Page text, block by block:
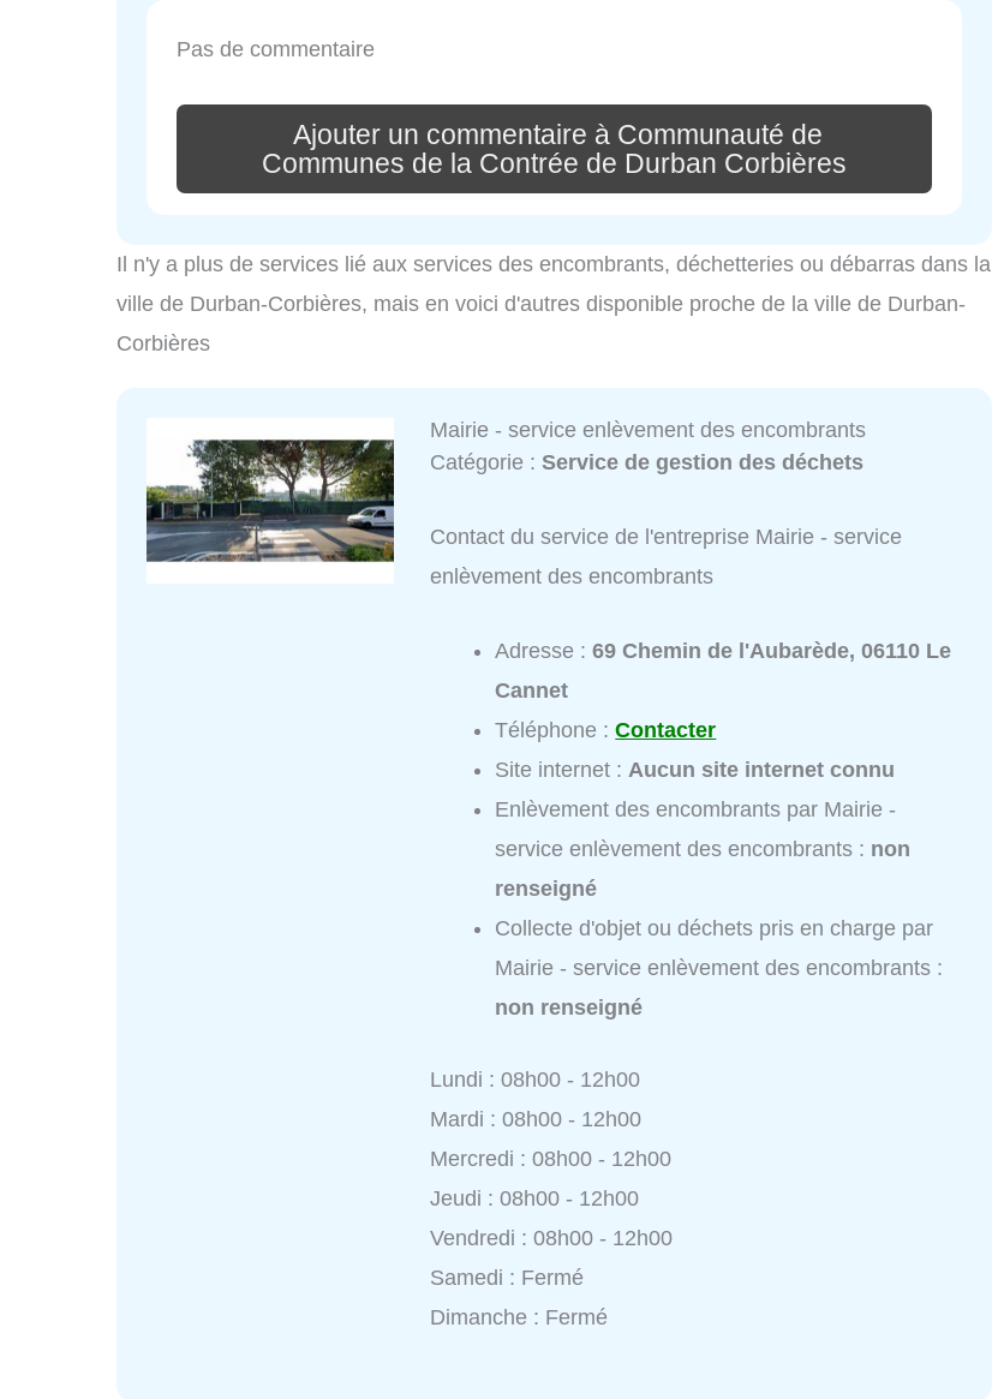
Pas de commentaire
Ajouter un commentaire à Communauté de
Communes de la Contrée de Durban Corbières
Il n'y a plus de services lié aux services des encombrants, déchetteries ou débarras dans la
ville de Durban-Corbières, mais en voici d'autres disponible proche de la ville de Durban-
Corbières
Mairie - service enlèvement des encombrants
Catégorie :Service de gestion des déchets
Contact du service de l'entreprise Mairie - service
enlèvement des encombrants
Adresse :69 Chemin de l'Aubarède, 06110 Le
Cannet
Téléphone :Contacter
Site internet : Aucun site internet connu
Enlèvement des encombrants par Mairie -
service enlèvement des encombrants : non
renseigné
Collecte d'objet ou déchets pris en charge par
Mairie - service enlèvement des encombrants :
non renseigné
Lundi : 08h00 - 12h00
Mardi : 08h00 - 12h00
Mercredi : 08h00 - 12h00
Jeudi : 08h00 - 12h00
Vendredi : 08h00 - 12h00
Samedi : Fermé
Dimanche : Fermé